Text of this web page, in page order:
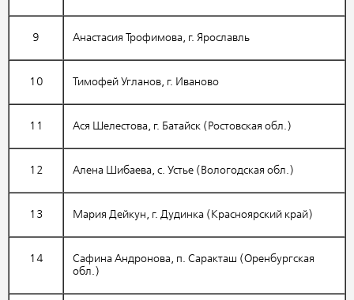
9 Анастасия Трофимова, г. Ярославль
10 Тимофей Угланов, г. Иваново
11 Ася Шелестова, г. Батайск (Ростовская обл.)
12 Алена Шибаева, с. Устье (Вологодская обл.)
13 Мария Дейкун, г. Дудинка (Красноярский край)
14
Сафина Андронова, п. Саракташ (Оренбургская
обл.)